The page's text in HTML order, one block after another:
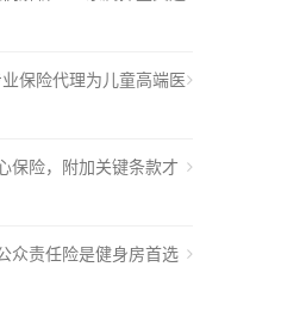
保险代理为儿童高端医
保险，附加关键条款才
众责任险是健身房首选